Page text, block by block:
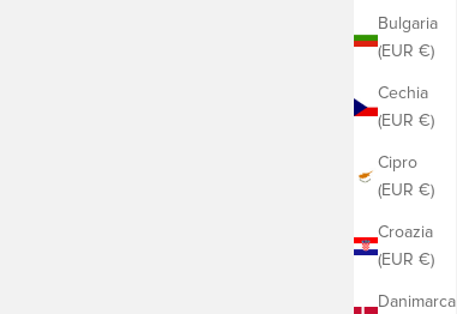
Bulgaria
(EUR €)
Cechia
(EUR €)
Cipro
(EUR €)
Croazia
(EUR €)
Danimarca